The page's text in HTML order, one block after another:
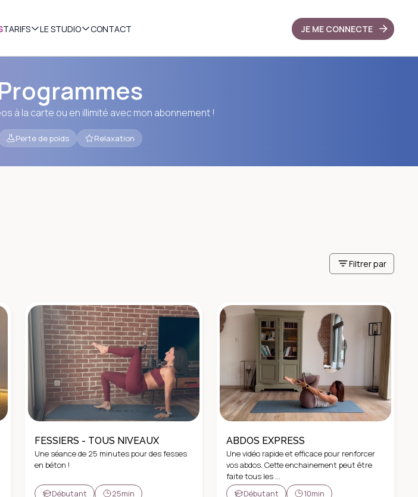
TARIFS LE STUDIO CONTACT JE ME CONNECTE
à la carte ou en illimité avec mon abonnement !
Perte de poids Relaxation
Filtrer par
FESSIERS - TOUS NIVEAUX
Une séance de 25 minutes pour des fesses
en béton !
Débutant 25min
ABDOS EXPRESS
Une vidéo rapide et efficace pour renforcer
vos abdos. Cette enchainement peut être
faite tous les ...
Débutant
10min